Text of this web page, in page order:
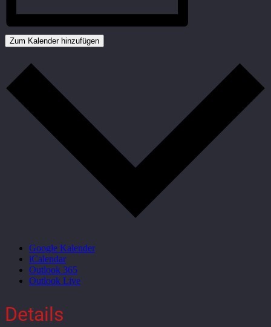
Zum Kalender hinzufügen
Google Kalender
iCalendar
Outlook 365
Outlook Live
Details